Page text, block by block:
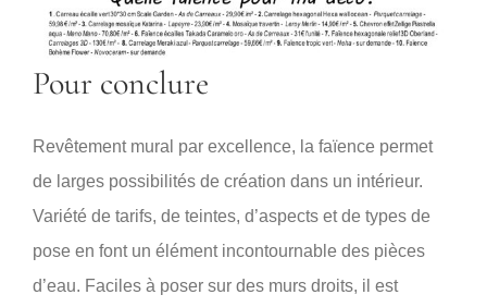
Pour conclure
Revêtement mural par excellence, la faïence permet
de larges possibilités de création dans un intérieur.
Variété de tarifs, de teintes, d’aspects et de types de
pose en font un élément incontournable des pièces
d’eau. Faciles à poser sur des murs droits, il est